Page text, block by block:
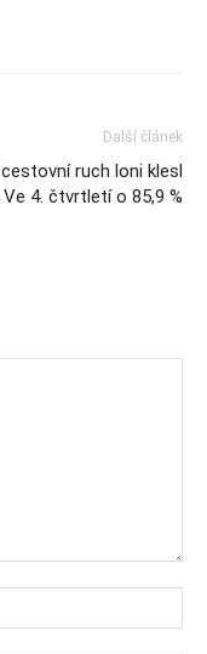
Další článek
ruch loni klesl
Ve 4. čtvrtletí o 85,9 %